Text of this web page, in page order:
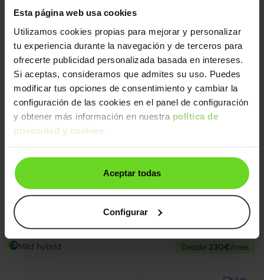
Esta página web usa cookies
Utilizamos cookies propias para mejorar y personalizar
tu experiencia durante la navegación y de terceros para
ofrecerte publicidad personalizada basada en intereses.
Si aceptas, consideramos que admites su uso. Puedes
modificar tus opciones de consentimiento y cambiar la
configuración de las cookies en el panel de configuración
y obtener más información en nuestra política de
privacidad y cookies
Aceptar todas
Configurar
Opel Mokka
1.2T XHT Hybrid eDCT6 S&S GS 136
2025 | 24.681km | 136CV | Automático
17.690€
Mild hybrid 273€
24h
10h 47m 36
Opel Corsa
1.2T XHL Hybrid S/S GS Aut. 110
2025 | 28.513km | 110CV | Automático
14.790€
Mild hybrid Desde 230€/mes